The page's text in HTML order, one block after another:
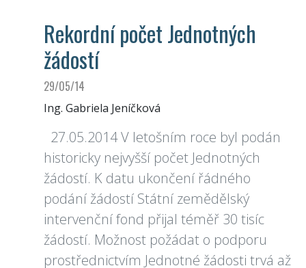
Rekordní počet Jednotných
žádostí
29/05/14
Ing. Gabriela Jeníčková
27.05.2014 V letošním roce byl podán
historicky nejvyšší počet Jednotných
žádostí. K datu ukončení řádného
podání žádostí Státní zemědělský
intervenční fond přijal téměř 30 tisíc
žádostí. Možnost požádat o podporu
prostřednictvím Jednotné žádosti trvá až